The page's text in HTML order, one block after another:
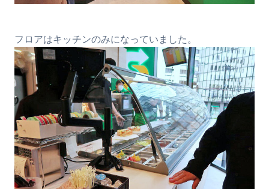
フロアはキッチンのみになっていました。